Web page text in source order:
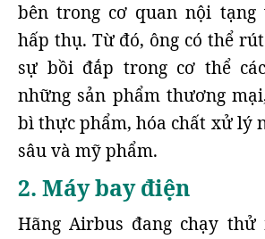
bên trong cơ quan nội
hấp thụ. Từ đó, ông có thể
sự bồi đắp trong cơ thể
những sản phẩm thương
bì thực phẩm, hóa chất xử lý
sâu và mỹ phẩm.
2. Máy bay điện
Hãng Airbus đang chạy thử